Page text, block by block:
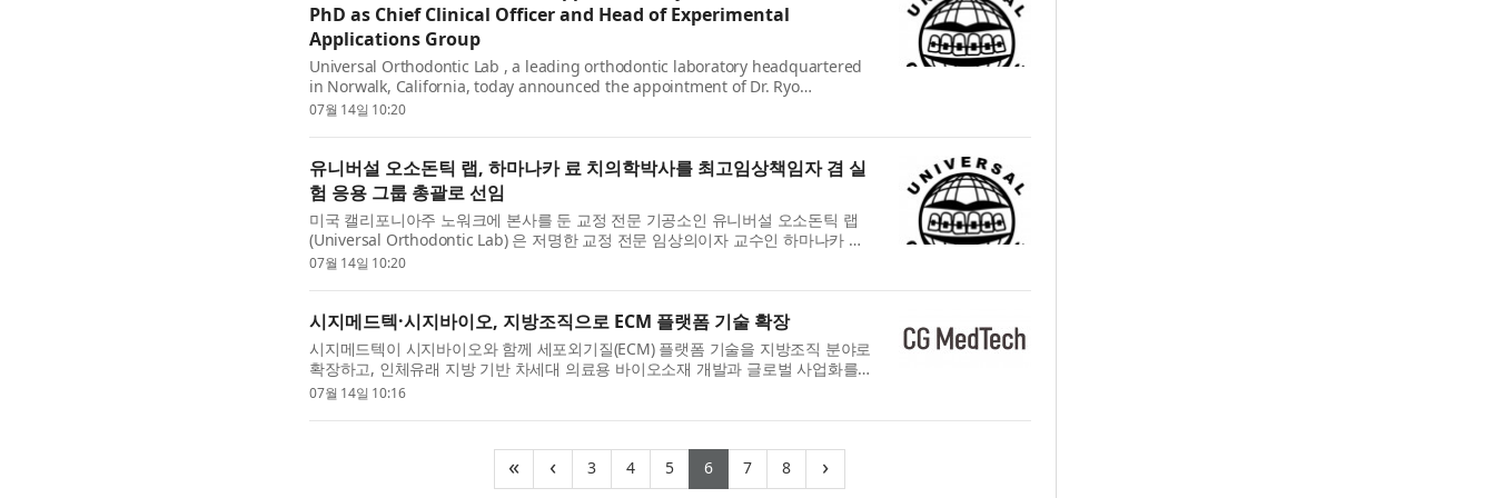
PhD as Chief Clinical Officer and Head of Experimental
Applications Group
Universal Orthodontic Lab , a leading orthodontic laboratory headquartered
in Norwalk, California, today announced the appointment of Dr. Ryo
Hamanaka, a renowned orthodontic clinician and professor, as Chie...
07월 14일 10:20
유니버설 오소돈틱 랩, 하마나카 료 치의학박사를 최고임상책임자 겸 실
험 응용 그룹 총괄로 선임
미국 캘리포니아주 노워크에 본사를 둔 교정 전문 기공소인 유니버설 오소돈틱 랩
(Universal Orthodontic Lab) 은 저명한 교정 전문 임상의이자 교수인 하마나카 료
박사(Dr. Ryo Hamanaka)를 최고임상책임자(Chief Clinica...
07월 14일 10:20
시지메드텍·시지바이오, 지방조직으로 ECM 플랫폼 기술 확장
시지메드텍이 시지바이오와 함께 세포외기질(ECM) 플랫폼 기술을 지방조직 분야로
확장하고, 인체유래 지방 기반 차세대 의료용 바이오소재 개발과 글로벌 사업화를
본격 추진한다고 14일 밝혔다. 이번 사업의 핵심은 지방...
07월 14일 10:16
« ‹ 3(current)
4(current)
5(current)
6(current)
7(current)
8(current)
›